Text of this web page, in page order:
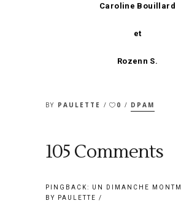
Caroline Bouillard
et
Rozenn S.
BY PAULETTE 0 DPAM
105 Comments
PINGBACK: UN DIMANCHE
BY PAULETTE